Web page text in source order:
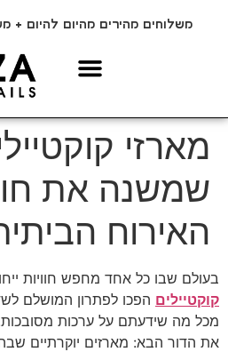
משלוחים מהירים מהיום להיום +
מארזי
שמשנה את
האירוח
בעולם שבו כל אחד מחפש חוויות
קוקטיילים הפכו לפתרון המושלם
מכל מה שידעתם על ערכות מסובכות.
את הדור הבא: מארזים יוקרתיים